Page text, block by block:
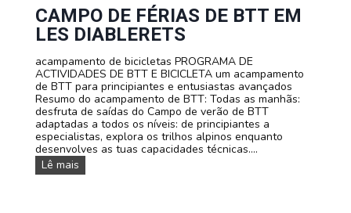
a
i
m
r
s
i
v
a
!
e
r
s
n
a
l
i
z
a
d
o
s
p
a
m
e
t
o
f
a
m
i
l
i
r
CAMPO DE FÉRIAS DE BTT EM
LES DIABLERETS
acampamento de bicicletas PROGRAMA DE
ACTIVIDADES DE BTT E BICICLETA um acampamento
de BTT para principiantes e entusiastas avançados
Resumo do acampamento de BTT: Todas as manhãs:
desfruta de saídas do Campo de verão de BTT
adaptadas a todos os níveis: de principiantes a
especialistas, explora os trilhos alpinos enquanto
desenvolves as tuas capacidades técnicas....
Lê mais
a